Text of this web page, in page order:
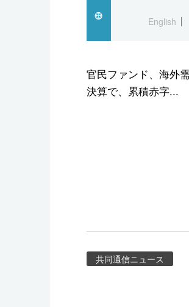
スポーツ・東京2020English
官民ファンド、海外
決算で、累積赤字...
共同通信ニュース